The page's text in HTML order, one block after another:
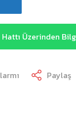
Hattı Üzerinden
Paylaş